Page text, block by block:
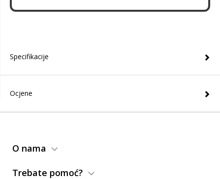
Specifikacije
Ocjene
O nama
Trebate pomoć?